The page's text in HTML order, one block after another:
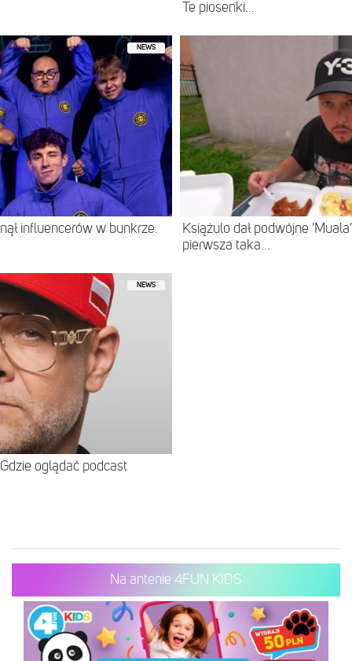
Te piosenki...
NEWS
influencerów w bunkrze.
Książulo dał podwójne
pierwsza taka...
NEWS
oglądać podcast
Na antenie 4FUN KIDS